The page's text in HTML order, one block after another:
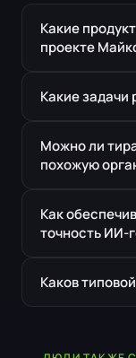
Какие
проекте
Какие задачи
Можно ли
похожую
Как
точность ИИ-
Каков